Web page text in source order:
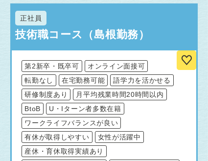
正社員
技術職コース（島根勤務）
第2新卒・既卒可
オンライン面接可
転勤なし
在宅勤務可能
語学力を活かせる
研修制度あり
月平均残業時間20時間以内
BtoB
U・Iターン者多数在籍
ワークライフバランスが良い
有休が取得しやすい
女性が活躍中
産休・育休取得実績あり